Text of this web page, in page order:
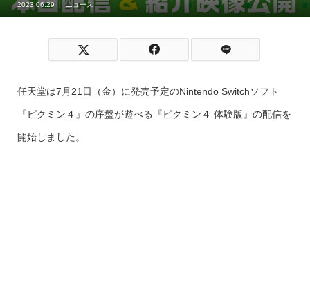
2023.06.29 ニュース
任天堂は7月21日（金）に発売予定のNintendo Switchソフト
『ピクミン４』の序盤が遊べる『ピクミン４ 体験版』の配信を
開始しました。